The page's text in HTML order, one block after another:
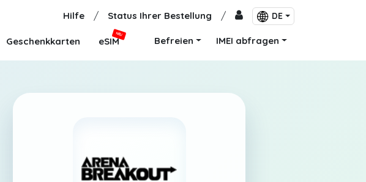
Hilfe / Status Ihrer Bestellung / DE
Geschenkkarten eSIM
NEU
Befreien IMEI abfragen